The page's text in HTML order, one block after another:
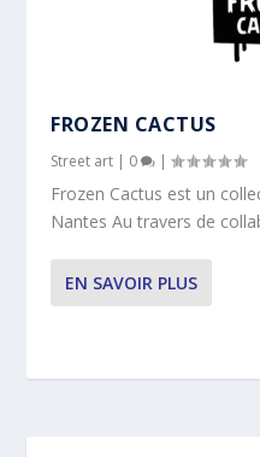
FROZEN CACTUS
Street art | 0 |
Frozen Cactus est un
Nantes Au travers de
EN SAVOIR PLUS